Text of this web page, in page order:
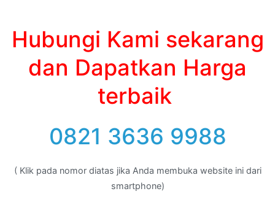
Hubungi Kami sekarang
dan Dapatkan Harga
terbaik
0821 3636 9988
( Klik pada nomor diatas jika Anda membuka website ini dari
smartphone)